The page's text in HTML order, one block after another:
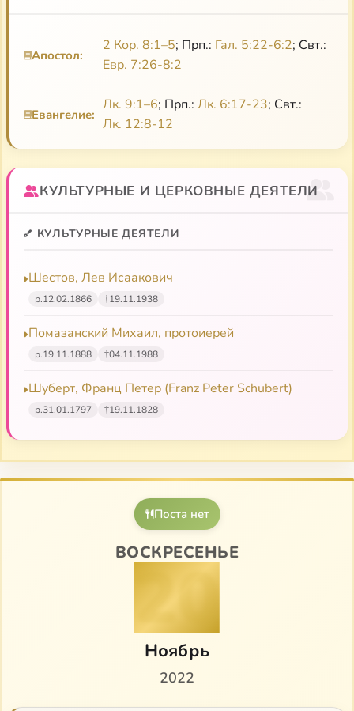
Н. О. Лосский
Апостол:
2 Кор. 8:1–5; Прп.: Гал. 5:22-6:2; Свт.:
Евр. 7:26-8:2
Евангелие:
Лк. 9:1–6; Прп.: Лк. 6:17-23; Свт.:
Лк. 12:8-12
КУЛЬТУРНЫЕ И ЦЕРКОВНЫЕ ДЕЯТЕЛИ
КУЛЬТУРНЫЕ ДЕЯТЕЛИ
Шестов, Лев Исаакович
р.12.02.1866 †19.11.1938
Помазанский Михаил, протоиерей
р.19.11.1888 †04.11.1988
Шуберт, Франц Петер (Franz Peter Schubert)
р.31.01.1797 †19.11.1828
Поста нет
ВОСКРЕСЕНЬЕ
20
Ноябрь
2022